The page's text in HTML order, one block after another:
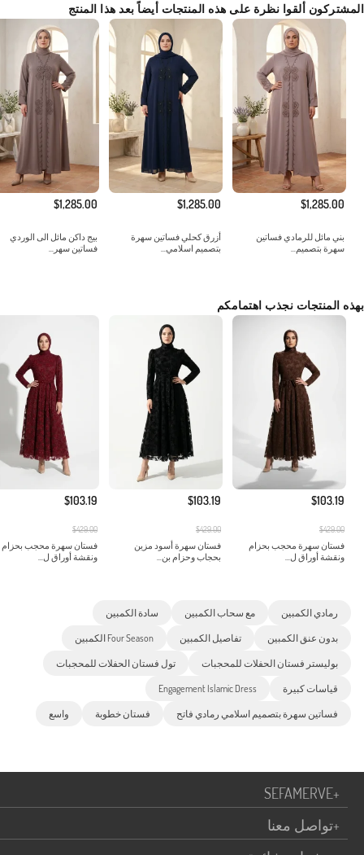
المشتركون ألقوا نظرة على هذه المنتجات أيضاً بعد هذا المنتج
$1,285.00
بني مائل للرمادي فساتين
سهرة بتصميم...
$1,285.00
أزرق كحلي فساتين سهرة
بتصميم اسلامي...
$1,285.00
بيج داكن مائل الى الوردي
فساتين سهر...
بهذه المنتجات نجذب اهتمامكم
$103.19
$429.00
فستان سهرة محجب بحزام
ونقشة أوراق ل...
$103.19
$429.00
فستان سهرة أسود مزين
بحجاب وحزام بن...
$103.19
$429.00
فستان سهرة محجب بحزام
ونقشة أوراق ل...
رمادي الكمبين مع سحاب الكمبين سادة الكمبين
بدون عنق الكمبين تفاصيل الكمبين Four Season الكمبين
بوليستر فستان الحفلات للمحجبات تول فستان الحفلات للمحجبات
قياسات كبيرة Engagement Islamic Dress
فساتين سهرة بتصميم اسلامي رمادي فاتح فستان خطوبة واسع
SEFAMERVE+
تواصل معنا+